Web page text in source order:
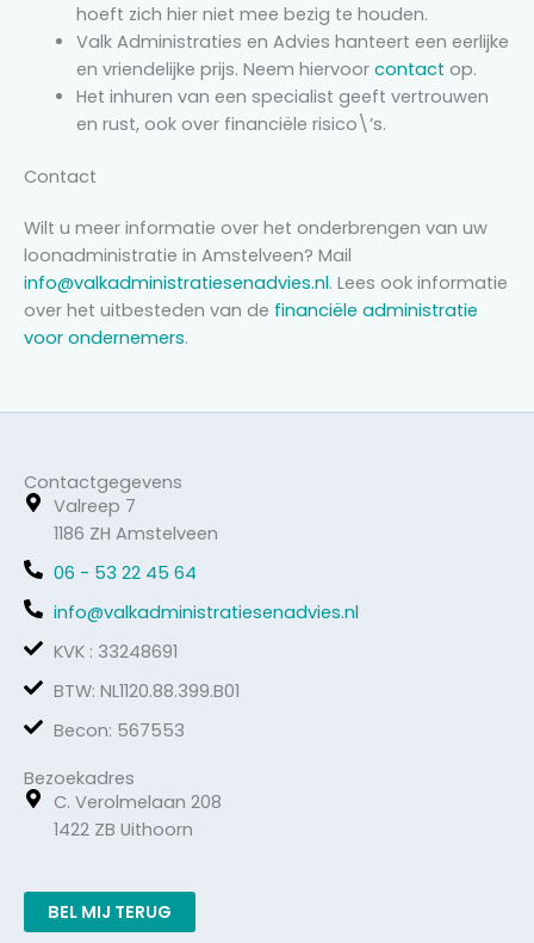
hoeft zich hier niet mee bezig te houden.
Valk Administraties en Advies hanteert een eerlijke
en vriendelijke prijs. Neem hiervoor contact op.
Het inhuren van een specialist geeft vertrouwen
en rust, ook over financiële risico\’s.
Contact
Wilt u meer informatie over het onderbrengen van uw
loonadministratie in Amstelveen? Mail
info@valkadministratiesenadvies.nl. Lees ook informatie
over het uitbesteden van de financiële administratie
voor ondernemers.
Contactgegevens
Valreep 7
1186 ZH Amstelveen
06 - 53 22 45 64
info@valkadministratiesenadvies.nl
KVK : 33248691
BTW: NL1120.88.399.B01
Becon: 567553
Bezoekadres
C. Verolmelaan 208
1422 ZB Uithoorn
BEL MIJ TERUG